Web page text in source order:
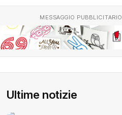
MESSAGGIO PUBBLICITARIO
Ultime notizie